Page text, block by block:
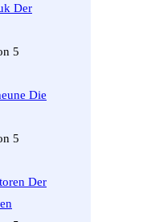
Der
5
Die
5
Der